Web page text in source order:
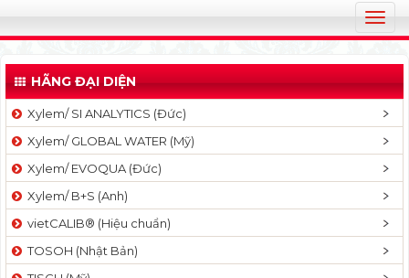
T
o
g
l
v
a
t
HÃNG ĐẠI DIỆN
Xylem/ SI ANALYTICS (Đức)
Xylem/ GLOBAL WATER (Mỹ)
Xylem/ EVOQUA (Đức)
Xylem/ B+S (Anh)
vietCALIB® (Hiệu chuẩn)
TOSOH (Nhật Bản)